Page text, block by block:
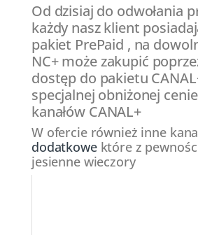
Od dzisiaj do odwołania
każdy nasz klient
pakiet PrePaid , na
NC+ może zakupić
dostęp do pakietu
specjalnej obniżonej
kanałów CANAL+
W ofercie również inne
dodatkowektóre z
jesienne wieczory